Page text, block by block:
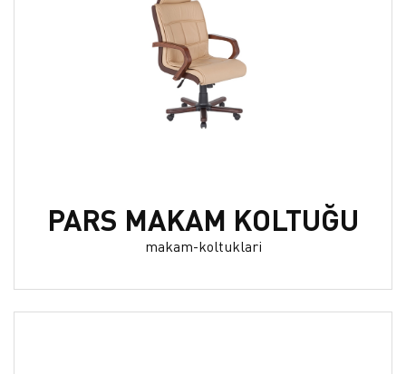
PARS MAKAM KOLTUĞU
makam-koltuklari